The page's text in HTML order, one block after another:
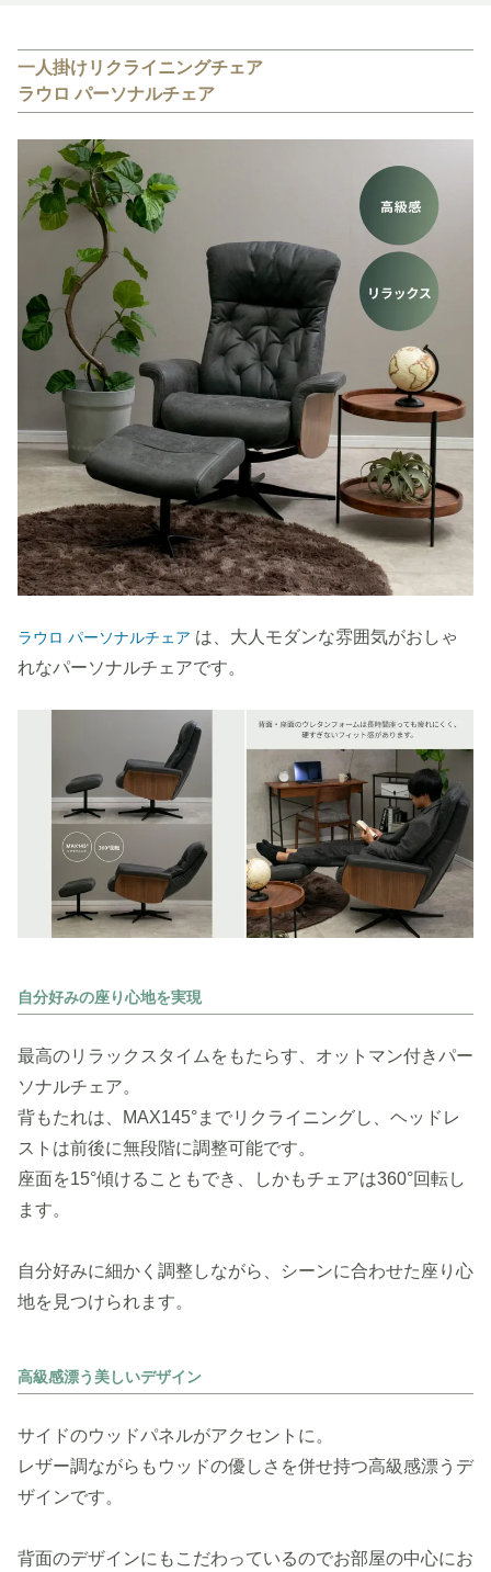
一人掛けリクライニングチェア
ラウロ パーソナルチェア
ラウロ パーソナルチェア は、大人モダンな雰囲気がおしゃ
れなパーソナルチェアです。
自分好みの座り心地を実現
最高のリラックスタイムをもたらす、オットマン付きパー
ソナルチェア。
背もたれは、MAX145°までリクライニングし、ヘッドレ
ストは前後に無段階に調整可能です。
座面を15°傾けることもでき、しかもチェアは360°回転し
ます。
自分好みに細かく調整しながら、シーンに合わせた座り心
地を見つけられます。
高級感漂う美しいデザイン
サイドのウッドパネルがアクセントに。
レザー調ながらもウッドの優しさを併せ持つ高級感漂うデ
ザインです。
背面のデザインにもこだわっているのでお部屋の中心にお